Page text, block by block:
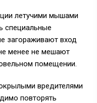
летучими мышами
специальные
загораживают вход
менее не мешают
помещении.
вредителями
повторять